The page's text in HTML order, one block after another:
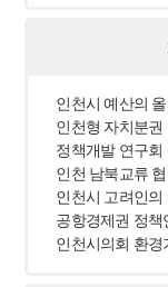
인천시 예산의
인천형 자치분권
정책개발 연구회
인천 남북교류
인천시 고려인의
공항경제권 정책
인천시의회 환경